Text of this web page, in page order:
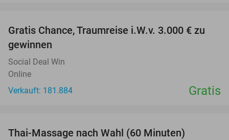
Gratis Chance, Traumreise i.W.v. 3.000 € zu
gewinnen
Social Deal Win
Online
Verkauft: 181.884
Gratis
Thai-Massage nach Wahl (60 Minuten)